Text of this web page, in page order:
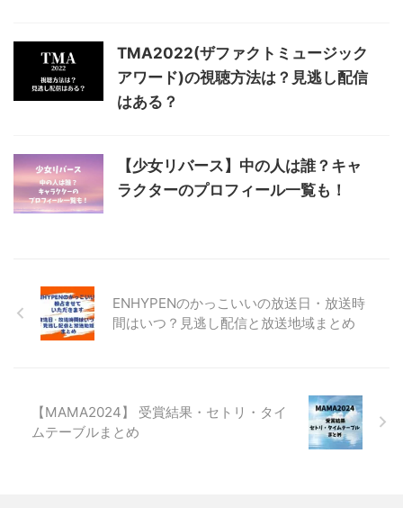
TMA2022(ザファクトミュージック
アワード)の視聴方法は？見逃し配信
はある？
【少女リバース】中の人は誰？キャ
ラクターのプロフィール一覧も！
ENHYPENのかっこいいの放送日・放送時
間はいつ？見逃し配信と放送地域まとめ
【MAMA2024】 受賞結果・セトリ・タイ
ムテーブルまとめ